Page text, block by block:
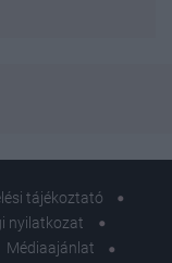
tájékoztató
nyilatkozat
Médiaajánlat